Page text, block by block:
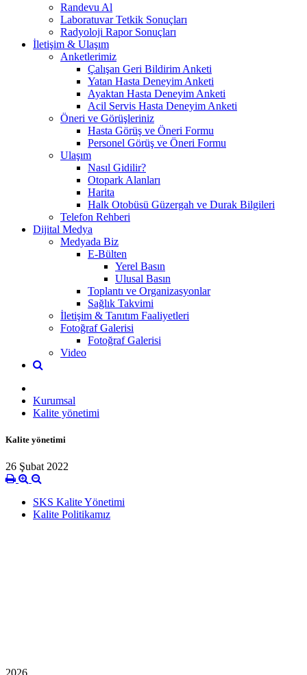
Randevu Al
Laboratuvar Tetkik Sonuçları
Radyoloji Rapor Sonuçları
İletişim & Ulaşım
Anketlerimiz
Çalışan Geri Bildirim Anketi
Yatan Hasta Deneyim Anketi
Ayaktan Hasta Deneyim Anketi
Acil Servis Hasta Deneyim Anketi
Öneri ve Görüşleriniz
Hasta Görüş ve Öneri Formu
Personel Görüş ve Öneri Formu
Ulaşım
Nasıl Gidilir?
Otopark Alanları
Harita
Halk Otobüsü Güzergah ve Durak Bilgileri
Telefon Rehberi
Dijital Medya
Medyada Biz
E-Bülten
Yerel Basın
Ulusal Basın
Toplantı ve Organizasyonlar
Sağlık Takvimi
İletişim & Tanıtım Faaliyetleri
Fotoğraf Galerisi
Fotoğraf Galerisi
Video
Kurumsal
Kalite yönetimi
Kalite yönetimi
26 Şubat 2022
SKS Kalite Yönetimi
Kalite Politikamız
2026